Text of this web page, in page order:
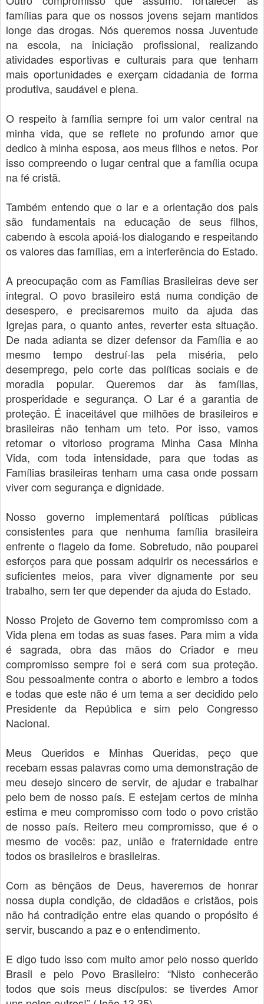
famílias para que os nossos jovens sejam mantidos
longe das drogas. Nós queremos nossa Juventude
na escola, na iniciação profissional, realizando
atividades esportivas e culturais para que tenham
mais oportunidades e exerçam cidadania de forma
produtiva, saudável e plena.
O respeito à família sempre foi um valor central na
minha vida, que se reflete no profundo amor que
dedico à minha esposa, aos meus filhos e netos. Por
isso compreendo o lugar central que a família ocupa
na fé cristã.
Também entendo que o lar e a orientação dos pais
são fundamentais na educação de seus filhos,
cabendo à escola apoiá-los dialogando e respeitando
os valores das famílias, em a interferência do Estado.
A preocupação com as Famílias Brasileiras deve ser
integral. O povo brasileiro está numa condição de
desespero, e precisaremos muito da ajuda das
Igrejas para, o quanto antes, reverter esta situação.
De nada adianta se dizer defensor da Família e ao
mesmo tempo destruí-las pela miséria, pelo
desemprego, pelo corte das políticas sociais e de
moradia popular. Queremos dar às famílias,
prosperidade e segurança. O Lar é a garantia de
proteção. É inaceitável que milhões de brasileiros e
brasileiras não tenham um teto. Por isso, vamos
retomar o vitorioso programa Minha Casa Minha
Vida, com toda intensidade, para que todas as
Famílias brasileiras tenham uma casa onde possam
viver com segurança e dignidade.
Nosso governo implementará políticas públicas
consistentes para que nenhuma família brasileira
enfrente o flagelo da fome. Sobretudo, não pouparei
esforços para que possam adquirir os necessários e
suficientes meios, para viver dignamente por seu
trabalho, sem ter que depender da ajuda do Estado.
Nosso Projeto de Governo tem compromisso com a
Vida plena em todas as suas fases. Para mim a vida
é sagrada, obra das mãos do Criador e meu
compromisso sempre foi e será com sua proteção.
Sou pessoalmente contra o aborto e lembro a todos
e todas que este não é um tema a ser decidido pelo
Presidente da República e sim pelo Congresso
Nacional.
Meus Queridos e Minhas Queridas, peço que
recebam essas palavras como uma demonstração de
meu desejo sincero de servir, de ajudar e trabalhar
pelo bem de nosso país. E estejam certos de minha
estima e meu compromisso com todo o povo cristão
de nosso país. Reitero meu compromisso, que é o
mesmo de vocês: paz, união e fraternidade entre
todos os brasileiros e brasileiras.
Com as bênçãos de Deus, haveremos de honrar
nossa dupla condição, de cidadãos e cristãos, pois
não há contradição entre elas quando o propósito é
servir, buscando a paz e o entendimento.
E digo tudo isso com muito amor pelo nosso querido
Brasil e pelo Povo Brasileiro: “Nisto conhecerão
todos que sois meus discípulos: se tiverdes Amor